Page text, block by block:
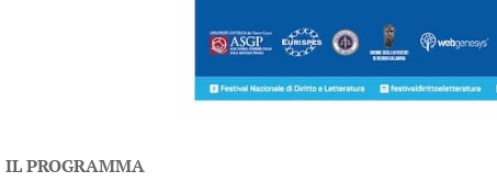
IL PROGRAMMA